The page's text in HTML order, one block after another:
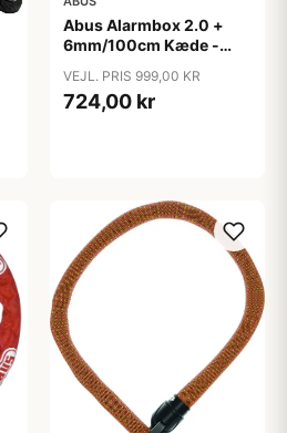
Abus Alarmbox 2.0 +
6mm/100cm Kæde -
VEJL. PRIS 999,00 KR
724,00 kr